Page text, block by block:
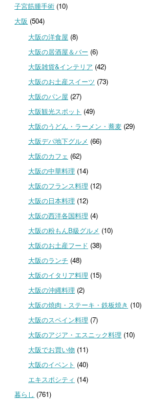
子宮筋腫手術 (10)
大阪 (504)
大阪の洋食屋 (8)
大阪の居酒屋＆バー (6)
大阪雑貨&インテリア (42)
大阪のお土産スイーツ (73)
大阪のパン屋 (27)
大阪観光スポット (49)
大阪のうどん・ラーメン・蕎麦(29)
大阪デパ地下グルメ (66)
大阪のカフェ (62)
大阪の中華料理 (14)
大阪のフランス料理 (12)
大阪の日本料理 (12)
大阪の西洋各国料理 (4)
大阪の粉もんB級グルメ (10)
大阪のお土産フード (38)
大阪のランチ (48)
大阪のイタリア料理 (15)
大阪の沖縄料理 (2)
大阪の焼肉・ステーキ・鉄板焼き (10)
大阪のスペイン料理 (7)
大阪のアジア・エスニック料理 (10)
大阪でお買い物 (11)
大阪のイベント (40)
エキスポシティ (14)
暮らし (761)